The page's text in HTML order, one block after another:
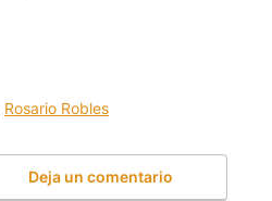
Rosario Robles
Deja un comentario